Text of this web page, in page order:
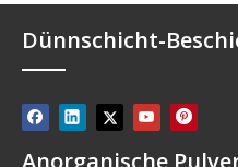
Dünnschicht-